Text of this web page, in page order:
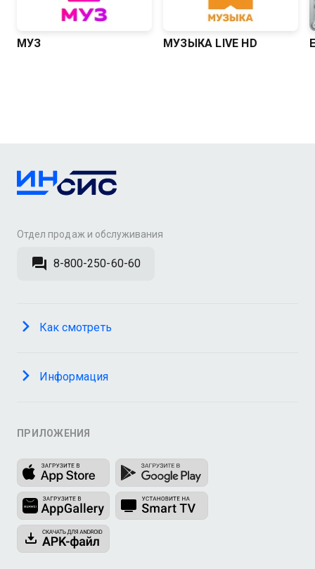
МУЗ МУЗЫКА LIVE HD
Отдел продаж и обслуживания
8-800-250-60-60
Как смотреть
Информация
ПРИЛОЖЕНИЯ